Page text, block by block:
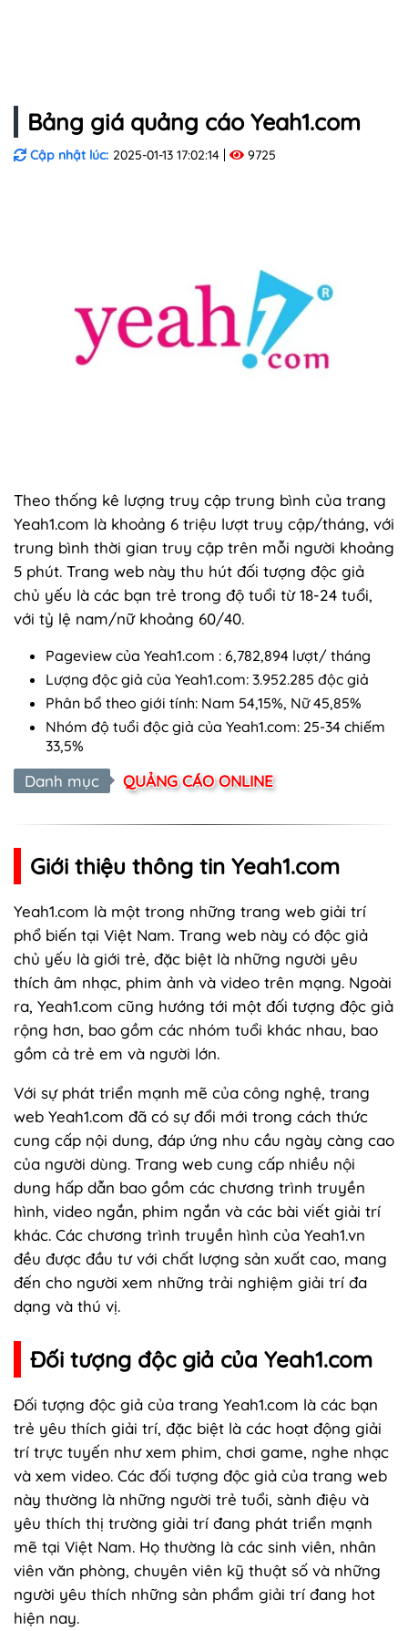
Bảng giá quảng cáo Yeah1.com
Cập nhật lúc: 2025-01-13 17:02:14 9725
Theo thống kê lượng truy cập trung bình của trang
Yeah1.com là khoảng 6 triệu lượt truy cập/tháng, với
trung bình thời gian truy cập trên mỗi người khoảng
5 phút. Trang web này thu hút đối tượng độc giả
chủ yếu là các bạn trẻ trong độ tuổi từ 18-24 tuổi,
với tỷ lệ nam/nữ khoảng 60/40.
Pageview của Yeah1.com : 6,782,894 lượt/ tháng
Lượng độc giả của Yeah1.com: 3.952.285 độc giả
Phân bổ theo giới tính: Nam 54,15%, Nữ 45,85%
Nhóm độ tuổi độc giả của Yeah1.com: 25-34 chiếm
33,5%
Danh mục QUẢNG CÁO ONLINE
Giới thiệu thông tin Yeah1.com
Yeah1.com là một trong những trang web giải trí
phổ biến tại Việt Nam. Trang web này có độc giả
chủ yếu là giới trẻ, đặc biệt là những người yêu
thích âm nhạc, phim ảnh và video trên mạng. Ngoài
ra, Yeah1.com cũng hướng tới một đối tượng độc giả
rộng hơn, bao gồm các nhóm tuổi khác nhau, bao
gồm cả trẻ em và người lớn.
Với sự phát triển mạnh mẽ của công nghệ, trang
web Yeah1.com đã có sự đổi mới trong cách thức
cung cấp nội dung, đáp ứng nhu cầu ngày càng cao
của người dùng. Trang web cung cấp nhiều nội
dung hấp dẫn bao gồm các chương trình truyền
hình, video ngắn, phim ngắn và các bài viết giải trí
khác. Các chương trình truyền hình của Yeah1.vn
đều được đầu tư với chất lượng sản xuất cao, mang
đến cho người xem những trải nghiệm giải trí đa
dạng và thú vị.
Đối tượng độc giả của Yeah1.com
Đối tượng độc giả của trang Yeah1.com là các bạn
trẻ yêu thích giải trí, đặc biệt là các hoạt động giải
trí trực tuyến như xem phim, chơi game, nghe nhạc
và xem video. Các đối tượng độc giả của trang web
này thường là những người trẻ tuổi, sành điệu và
yêu thích thị trường giải trí đang phát triển mạnh
mẽ tại Việt Nam. Họ thường là các sinh viên, nhân
viên văn phòng, chuyên viên kỹ thuật số và những
người yêu thích những sản phẩm giải trí đang hot
hiện nay.